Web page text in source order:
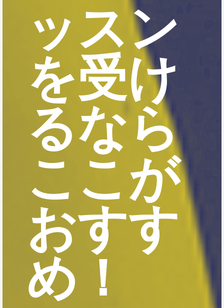
ッスン
を受け
るなら
ここが
おすす
め！